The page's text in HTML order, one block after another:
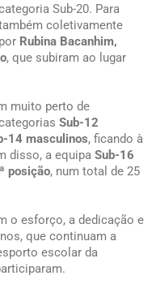
Sub-20. Para
coletivamente
Rubina Bacanhim,
, que subiram ao lugar
muito perto de
Sub-12
14 masculinos, ficando à
disso, a equipa Sub-16
posição, num total de 25
o esforço, a dedicação e
que continuam a
escolar da